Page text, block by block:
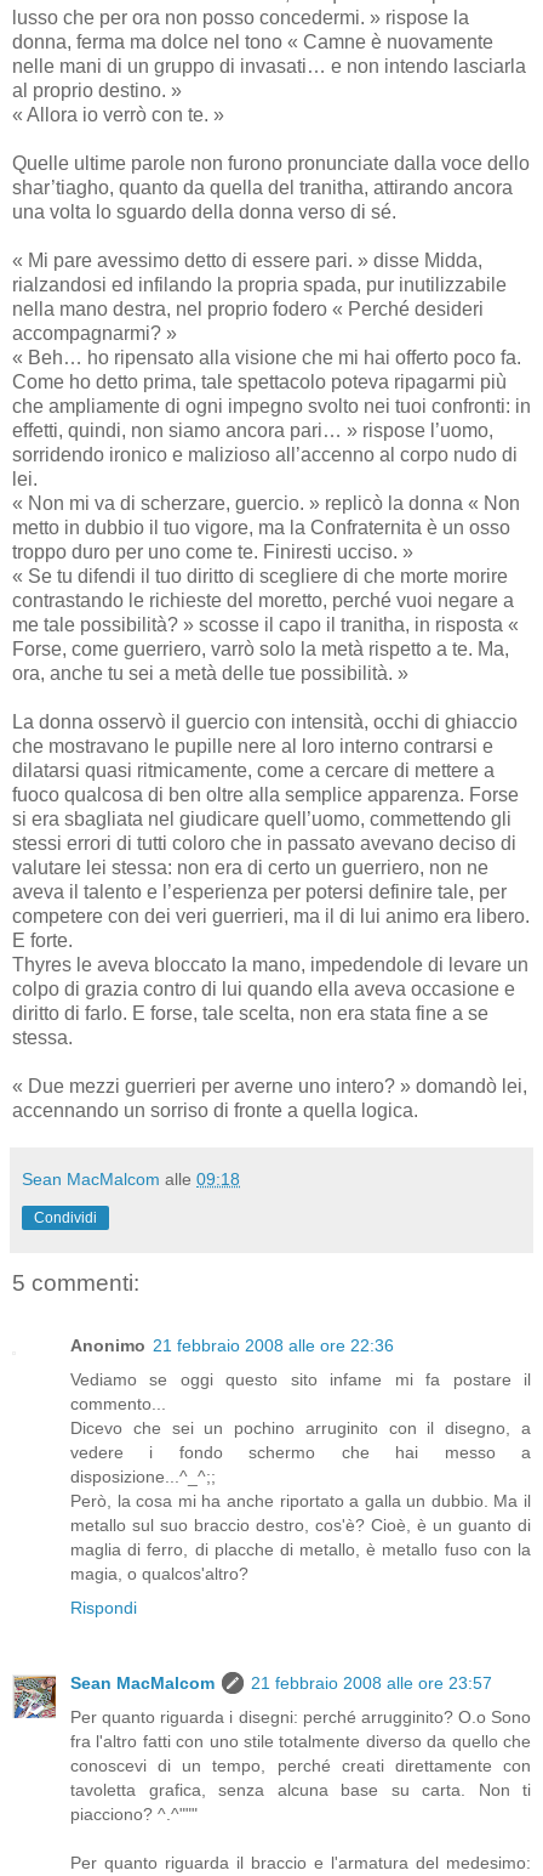
lusso che per ora non posso concedermi. » rispose la
donna, ferma ma dolce nel tono « Camne è nuovamente
nelle mani di un gruppo di invasati… e non intendo lasciarla
al proprio destino. »
« Allora io verrò con te. »
Quelle ultime parole non furono pronunciate dalla voce dello
shar’tiagho, quanto da quella del tranitha, attirando ancora
una volta lo sguardo della donna verso di sé.
« Mi pare avessimo detto di essere pari. » disse Midda,
rialzandosi ed infilando la propria spada, pur inutilizzabile
nella mano destra, nel proprio fodero « Perché desideri
accompagnarmi? »
« Beh… ho ripensato alla visione che mi hai offerto poco fa.
Come ho detto prima, tale spettacolo poteva ripagarmi più
che ampliamente di ogni impegno svolto nei tuoi confronti: in
effetti, quindi, non siamo ancora pari… » rispose l’uomo,
sorridendo ironico e malizioso all’accenno al corpo nudo di
lei.
« Non mi va di scherzare, guercio. » replicò la donna « Non
metto in dubbio il tuo vigore, ma la Confraternita è un osso
troppo duro per uno come te. Finiresti ucciso. »
« Se tu difendi il tuo diritto di scegliere di che morte morire
contrastando le richieste del moretto, perché vuoi negare a
me tale possibilità? » scosse il capo il tranitha, in risposta «
Forse, come guerriero, varrò solo la metà rispetto a te. Ma,
ora, anche tu sei a metà delle tue possibilità. »
La donna osservò il guercio con intensità, occhi di ghiaccio
che mostravano le pupille nere al loro interno contrarsi e
dilatarsi quasi ritmicamente, come a cercare di mettere a
fuoco qualcosa di ben oltre alla semplice apparenza. Forse
si era sbagliata nel giudicare quell’uomo, commettendo gli
stessi errori di tutti coloro che in passato avevano deciso di
valutare lei stessa: non era di certo un guerriero, non ne
aveva il talento e l’esperienza per potersi definire tale, per
competere con dei veri guerrieri, ma il di lui animo era libero.
E forte.
Thyres le aveva bloccato la mano, impedendole di levare un
colpo di grazia contro di lui quando ella aveva occasione e
diritto di farlo. E forse, tale scelta, non era stata fine a se
stessa.
« Due mezzi guerrieri per averne uno intero? » domandò lei,
accennando un sorriso di fronte a quella logica.
Sean MacMalcom alle 09:18
Condividi
5 commenti:
Anonimo 21 febbraio 2008 alle ore 22:36
Vediamo se oggi questo sito infame mi fa postare il
commento...
Dicevo che sei un pochino arruginito con il disegno, a
vedere i fondo schermo che hai messo a
disposizione...^_^;;
Però, la cosa mi ha anche riportato a galla un dubbio. Ma il
metallo sul suo braccio destro, cos'è? Cioè, è un guanto di
maglia di ferro, di placche di metallo, è metallo fuso con la
magia, o qualcos'altro?
Rispondi
Sean MacMalcom
21 febbraio 2008 alle ore 23:57
Per quanto riguarda i disegni: perché arrugginito? O.o Sono
fra l'altro fatti con uno stile totalmente diverso da quello che
conoscevi di un tempo, perché creati direttamente con
tavoletta grafica, senza alcuna base su carta. Non ti
piacciono? ^.^"""
Per quanto riguarda il braccio e l'armatura del medesimo: